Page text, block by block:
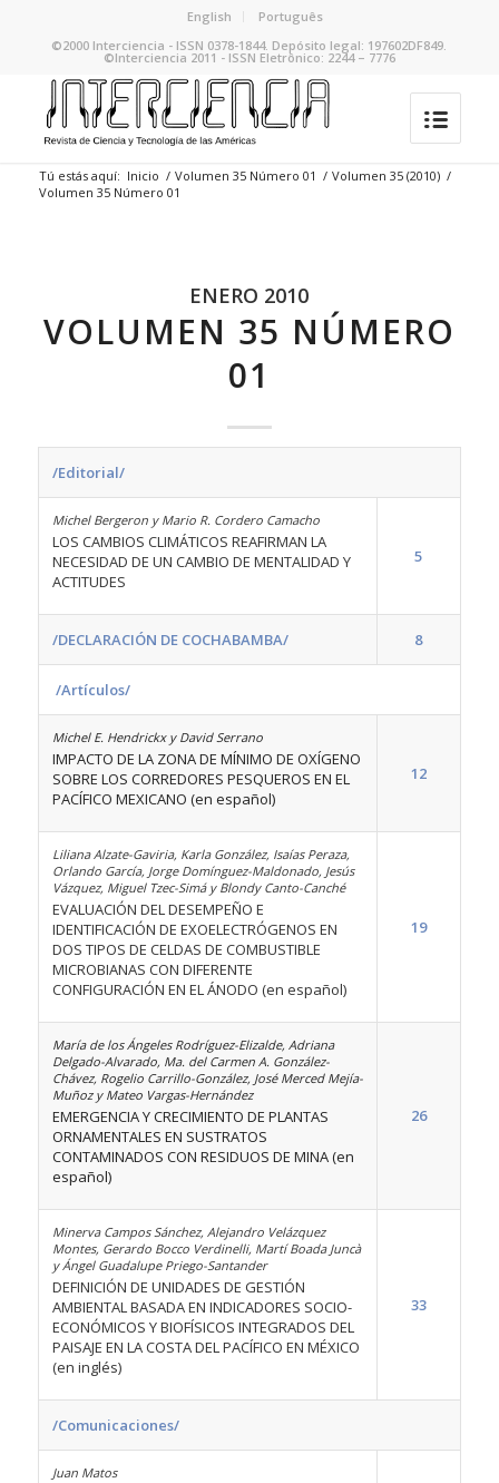
English
Português
©2000 Interciencia - ISSN 0378-1844. Depósito legal: 197602DF849.
©Interciencia 2011 - ISSN Eletrônico: 2244 – 7776
Tú estás aquí: Inicio / Volumen 35 Número 01 / Volumen 35 (2010) /
Volumen 35 Número 01
ENERO 2010
VOLUMEN 35 NÚMERO
01
/Editorial/
Michel Bergeron y Mario R. Cordero Camacho
LOS CAMBIOS CLIMÁTICOS REAFIRMAN LA
NECESIDAD DE UN CAMBIO DE MENTALIDAD Y
ACTITUDES
5
/DECLARACIÓN DE COCHABAMBA/ 8
/Artículos/
Michel E. Hendrickx y David Serrano
IMPACTO DE LA ZONA DE MÍNIMO DE OXÍGENO
SOBRE LOS CORREDORES PESQUEROS EN EL
PACÍFICO MEXICANO (en español)
12
Liliana Alzate-Gaviria, Karla González, Isaías Peraza,
Orlando García, Jorge Domínguez-Maldonado, Jesús
Vázquez, Miguel Tzec-Simá y Blondy Canto-Canché
EVALUACIÓN DEL DESEMPEÑO E
IDENTIFICACIÓN DE EXOELECTRÓGENOS EN
DOS TIPOS DE CELDAS DE COMBUSTIBLE
MICROBIANAS CON DIFERENTE
CONFIGURACIÓN EN EL ÁNODO (en español)
19
María de los Ángeles Rodríguez-Elizalde, Adriana
Delgado-Alvarado, Ma. del Carmen A. González-
Chávez, Rogelio Carrillo-González, José Merced Mejía-
Muñoz y Mateo Vargas-Hernández
EMERGENCIA Y CRECIMIENTO DE PLANTAS
ORNAMENTALES EN SUSTRATOS
CONTAMINADOS CON RESIDUOS DE MINA (en
español)
26
Minerva Campos Sánchez, Alejandro Velázquez
Montes, Gerardo Bocco Verdinelli, Martí Boada Juncà
y Ángel Guadalupe Priego-Santander
DEFINICIÓN DE UNIDADES DE GESTIÓN
AMBIENTAL BASADA EN INDICADORES SOCIO-
ECONÓMICOS Y BIOFÍSICOS INTEGRADOS DEL
PAISAJE EN LA COSTA DEL PACÍFICO EN MÉXICO
(en inglés)
33
/Comunicaciones/
Juan Matos